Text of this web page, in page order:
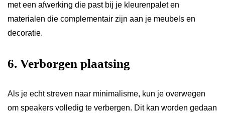
met een afwerking die past bij je kleurenpalet en
materialen die complementair zijn aan je meubels en
decoratie.
6. Verborgen plaatsing
Als je echt streven naar minimalisme, kun je overwegen
om speakers volledig te verbergen. Dit kan worden gedaan